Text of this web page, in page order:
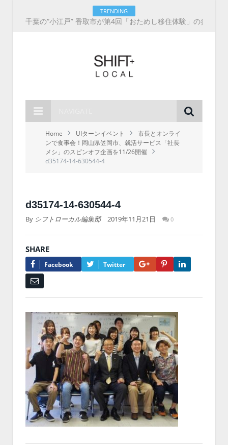
TRENDING
Home UIターンイベント
市長とオンライ
ンで食事会！岡山県笠岡市、就活サービス「社長
メシ」のスピンオフ企画を11/26開催
d35174-14-630544-4
d35174-14-630544-4
By シフトローカル編集部 2019年11月21日 0
SHARE
Facebook Twitter Google+Pinterest